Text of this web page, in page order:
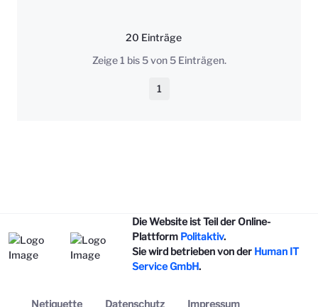
20 Einträge
Pro Seite
Zeige 1 bis 5 von 5 Einträgen.
Seite
1
Die Website ist Teil der Online-
Plattform Politaktiv.
Sie wird betrieben von der Human IT
Service GmbH.
Netiquette Datenschutz Impressum